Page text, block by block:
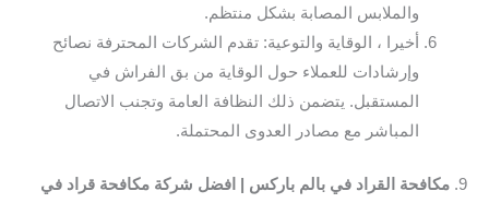
والملابس المصابة بشكل منتظم.
أخيرا ، الوقاية والتوعية: تقدم الشركات المحترفة نصائح
وإرشادات للعملاء حول الوقاية من بق الفراش في
المستقبل. يتضمن ذلك النظافة العامة وتجنب الاتصال
المباشر مع مصادر العدوى المحتملة.
9. مكافحة القراد في بالم باركس | افضل شركة مكافحة قراد في